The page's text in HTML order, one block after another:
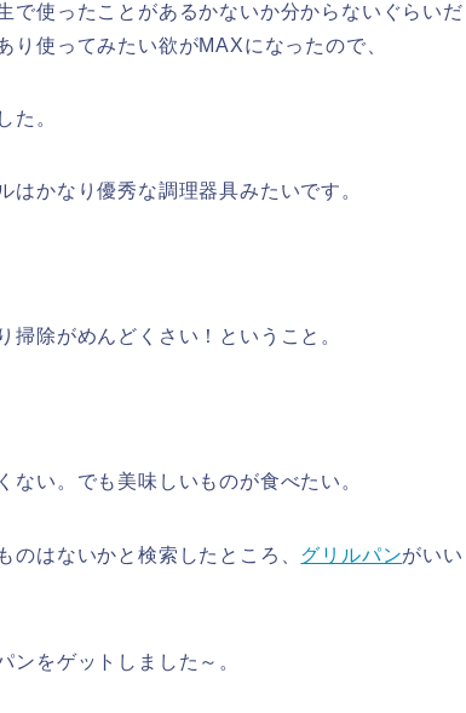
で使ったことがあるかないか分からないぐらい
り使ってみたい欲がMAXになったので、
た。
はかなり優秀な調理器具みたいです。
掃除がめんどくさい！ということ。
ない。でも美味しいものが食べたい。
のはないかと検索したところ、 グリルパンがい
ンをゲットしました～。